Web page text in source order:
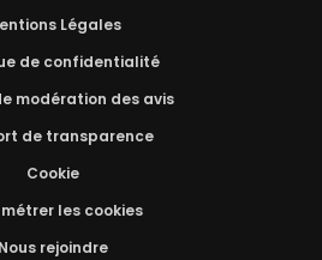
Légales
de confidentialité
modération des avis
de transparence
Cookie
les cookies
Nous rejoindre